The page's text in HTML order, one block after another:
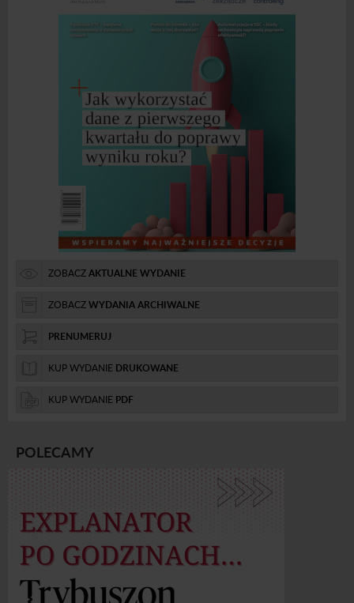
ZOBACZAKTUALNE WYDANIE
ZOBACZWYDANIA ARCHIWALNE
PRENUMERUJ
KUP WYDANIE DRUKOWANE
KUP WYDANIE PDF
POLECAMY